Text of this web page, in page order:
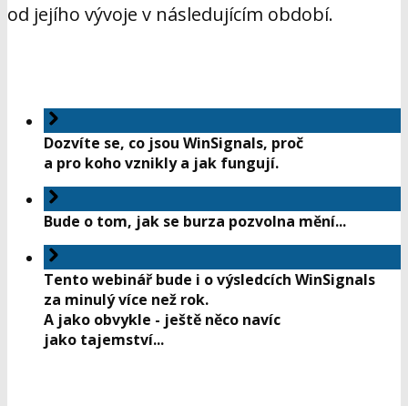
od jejího vývoje v následujícím období.
Dozvíte se, co jsou WinSignals, proč
a pro koho vznikly a jak fungují.
Bude o tom, jak se burza pozvolna mění...
Tento webinář bude i o výsledcích WinSignals
za minulý více než rok.
A jako obvykle - ještě něco navíc
jako tajemství...